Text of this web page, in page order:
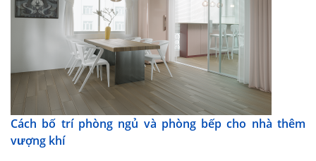
Cách bố trí phòng ngủ và phòng bếp cho nhà thêm
vượng khí